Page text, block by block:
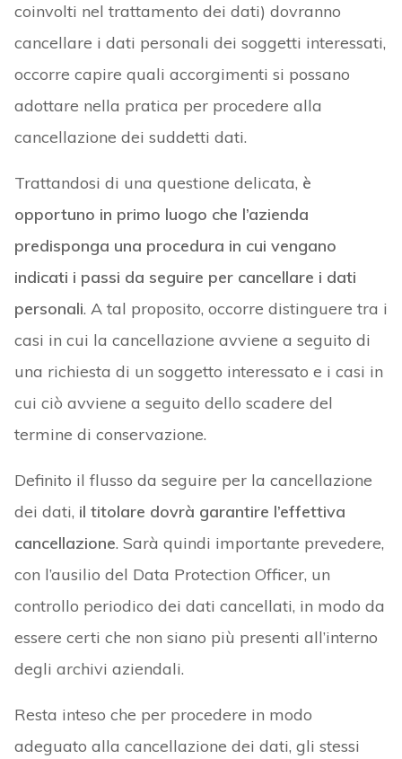
coinvolti nel trattamento dei dati) dovranno
cancellare i dati personali dei soggetti interessati,
occorre capire quali accorgimenti si possano
adottare nella pratica per procedere alla
cancellazione dei suddetti dati.
Trattandosi di una questione delicata, è
opportuno in primo luogo che l’azienda
predisponga una procedura in cui vengano
indicati i passi da seguire per cancellare i dati
personali. A tal proposito, occorre distinguere tra i
casi in cui la cancellazione avviene a seguito di
una richiesta di un soggetto interessato e i casi in
cui ciò avviene a seguito dello scadere del
termine di conservazione.
Definito il flusso da seguire per la cancellazione
dei dati, il titolare dovrà garantire l’effettiva
cancellazione. Sarà quindi importante prevedere,
con l’ausilio del Data Protection Officer, un
controllo periodico dei dati cancellati, in modo da
essere certi che non siano più presenti all’interno
degli archivi aziendali.
Resta inteso che per procedere in modo
adeguato alla cancellazione dei dati, gli stessi